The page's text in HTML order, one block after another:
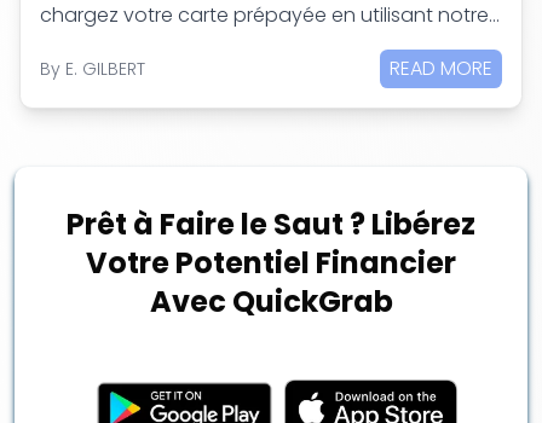
chargez votre carte prépayée en utilisant notre chatbot sur instgram, WhatsApp ou telegram
By E. GILBERT READ MORE
Prêt à Faire le Saut ? Libérez
Votre Potentiel Financier
Avec QuickGrab